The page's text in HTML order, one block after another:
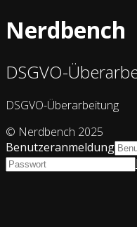
Nerdbench
DSGVO-
DSGVO-Überarbeitung
© Nerdbench 2025
Benutzeranmeldung